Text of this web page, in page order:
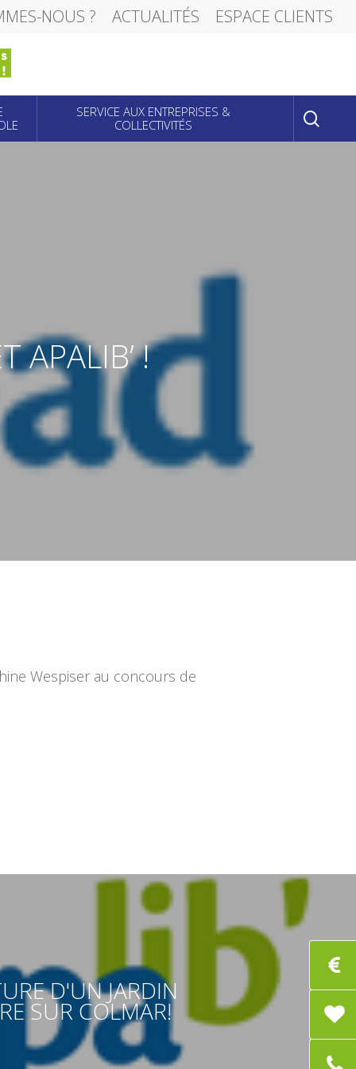
NOUS ? ACTUALITÉS ESPACE CLIENTS
SERVICE AUX ENTREPRISES &
COLLECTIVITÉS
APALIB’ !
Wespiser au concours de
D'UN JARDIN
SUR COLMAR!